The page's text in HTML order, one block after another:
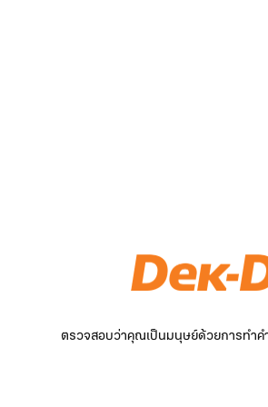
ตรวจสอบว่าคุณเป็นมนุษย์ด้วยการทำค